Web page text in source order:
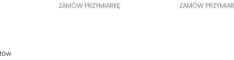
ZAMÓW PRZYMIARKĘ
ZAMÓW